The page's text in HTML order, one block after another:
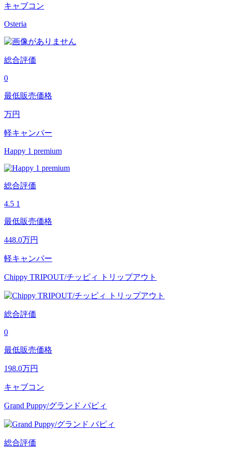
キャブコン
Osteria
総合評価
0
最低販売価格
万円
軽キャンパー
Happy 1 premium
総合評価
4.5 1
最低販売価格
448.0万円
軽キャンパー
Chippy TRIPOUT/チッピィ トリップアウト
総合評価
0
最低販売価格
198.0万円
キャブコン
Grand Puppy/グランド パピィ
総合評価